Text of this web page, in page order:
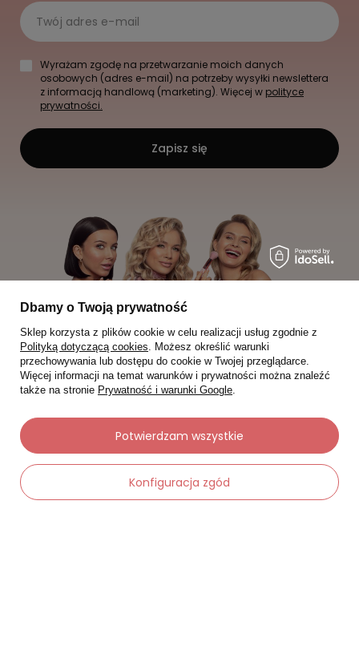
Twój adres e-mail
Wyrażam zgodę na przetwarzanie moich danych
osobowych (adres e-mail) na potrzeby wysyłki newslettera
z informacją handlową (marketing). Więcej w polityce
prywatności.
Zapisz się
Moje zamówienia
Status zamówienia
Śledzenie przesyłki
Dbamy o Twoją prywatność
Sklep korzysta z plików cookie w celu realizacji usług zgodnie z
Polityką dotyczącą cookies. Możesz określić warunki
przechowywania lub dostępu do cookie w Twojej przeglądarce.
Więcej informacji na temat warunków i prywatności można znaleźć
także na stronie Prywatność i warunki Google.
Konfiguracja zgód
Potwierdzam wszystkie